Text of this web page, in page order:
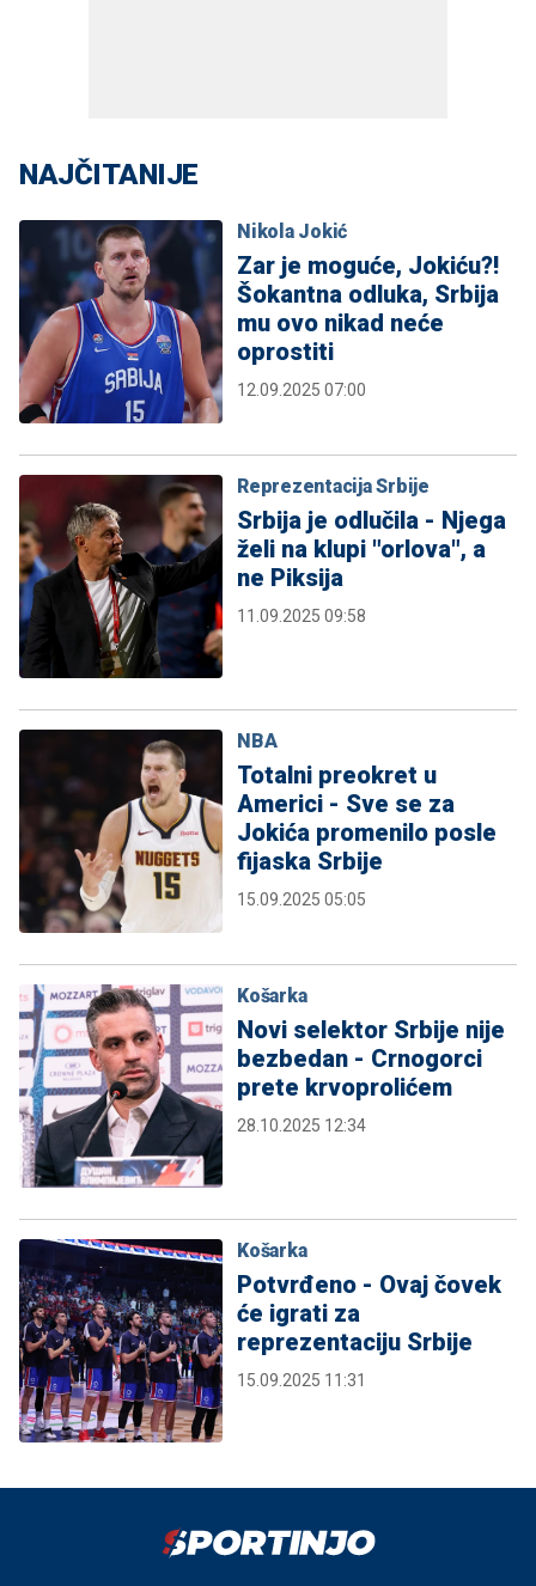
NAJČITANIJE
Nikola Jokić
Zar je moguće, Jokiću?!
Šokantna odluka, Srbija
mu ovo nikad neće
oprostiti
12.09.2025 07:00
Reprezentacija Srbije
Srbija je odlučila - Njega
želi na klupi "orlova", a
ne Piksija
11.09.2025 09:58
NBA
Totalni preokret u
Americi - Sve se za
Jokića promenilo posle
fijaska Srbije
15.09.2025 05:05
Košarka
Novi selektor Srbije nije
bezbedan - Crnogorci
prete krvoprolićem
28.10.2025 12:34
Košarka
Potvrđeno - Ovaj čovek
će igrati za
reprezentaciju Srbije
15.09.2025 11:31